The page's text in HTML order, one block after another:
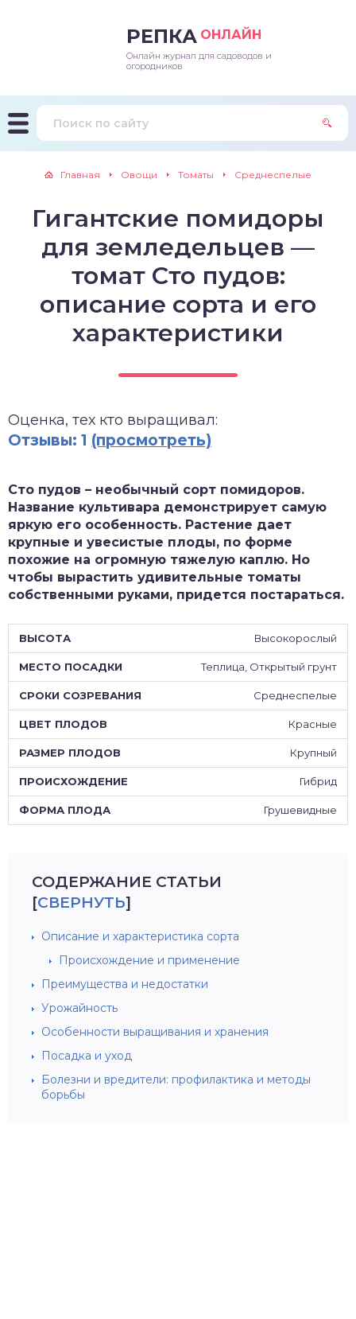
РЕПКА ОНЛАЙН
Онлайн журнал для садоводов и
огородников
Главная Овощи Томаты Среднеспелые
Гигантские помидоры
для земледельцев —
томат Сто пудов:
описание сорта и его
характеристики
Оценка, тех кто выращивал:
Отзывы: 1 (просмотреть)
Сто пудов – необычный сорт помидоров.
Название культивара демонстрирует самую
яркую его особенность. Растение дает
крупные и увесистые плоды, по форме
похожие на огромную тяжелую каплю. Но
чтобы вырастить удивительные томаты
собственными руками, придется постараться.
Высокорослый
Теплица, Открытый грунт
Среднеспелые
Красные
Крупный
Гибрид
Грушевидные
СОДЕРЖАНИЕ СТАТЬИ
[СВЕРНУТЬ]
Описание и характеристика сорта
Происхождение и применение
Преимущества и недостатки
Урожайность
Особенности выращивания и хранения
Посадка и уход
Болезни и вредители: профилактика и методы
борьбы
и подкормки